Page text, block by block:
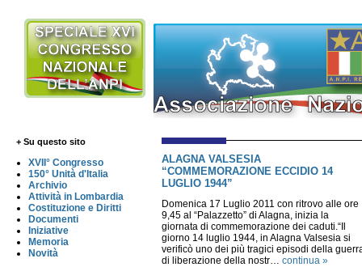
+ Su questo sito
XVII° Congresso
150° Unità d'Italia
Archivio
Attività in Lombardia
Costituzione e Diritti
Documenti
Iniziative
Memoria
Novità
ALAGNA VALSESIA
“COMMEMORAZIONE ECCIDIO 14
LUGLIO 1944”
Domenica 17 Luglio 2011 con ritrovo alle ore
9,45 al “Palazzetto” di Alagna, inizia la
giornata di commemorazione dei caduti.“Il
giorno 14 luglio 1944, in Alagna Valsesia si
verificò uno dei più tragici episodi della
di liberazione della nostr… continua »